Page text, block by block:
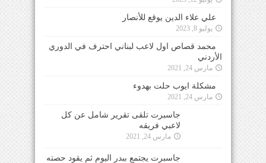
علي علاء الدين يوقع للأنصار
يوليو 8, 2023
محمد قصاص اول لاعب لبناني احترف في الدوري
الأردني
مارس 24, 2021
مشكلة ايوب حلت بهدوء
مارس 24, 2021
جاسبرت تلقى تقرير شامل عن كل
لاعبي فريقه
مارس 24, 2021
جاسبرت يجتمع ببدر اليوم ثم يقود حصته